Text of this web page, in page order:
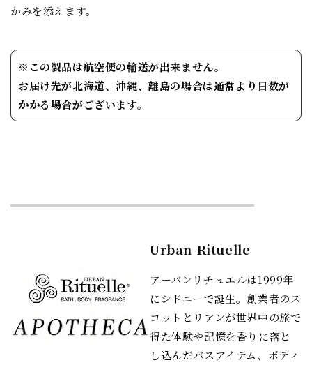
かみを添えます。
※この製品は航空便の輸送が出来ません。
お届け先が北海道、沖縄、離島の場合は通常より日数が
かかる場合がございます。
Urban Rituelle
アーバンリチュエルは1999年
にシドニーで誕生。創業者のス
コットとリアンが世界中の旅で
得た体験や記憶を香りに落と
し込んだバスアイテム、ボディ